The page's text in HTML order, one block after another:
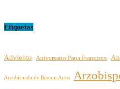
Etiquetas
Adviento Aniversario Papa Francisco
Arzobispado de Buenos Aires